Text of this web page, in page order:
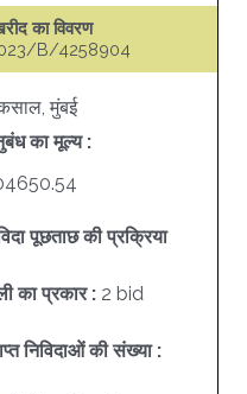
का विवरण
B/4258904
मुंबई
का मूल्य :
पूछताछ की प्रक्रिया
का प्रकार : 2 bid
निविदाओं की संख्या :